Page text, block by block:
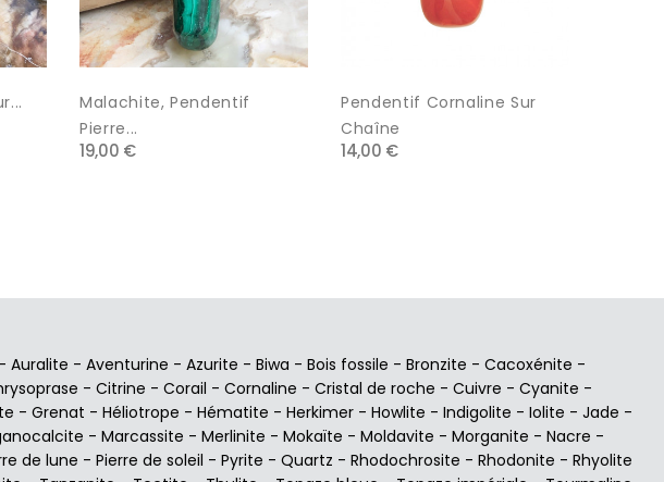
Malachite, Pendentif
Pierre...
19,00 €
Pendentif Cornaline Sur
Chaîne
14,00 €
- Auralite - Aventurine - Azurite - Biwa - Bois fossile - Bronzite - Cacoxénite -
- Citrine - Corail - Cornaline - Cristal de roche - Cuivre - Cyanite -
- Grenat - Héliotrope - Hématite - Herkimer - Howlite - Indigolite - Iolite - Jade -
- Marcassite - Merlinite - Mokaïte - Moldavite - Morganite - Nacre -
de lune - Pierre de soleil - Pyrite - Quartz - Rhodochrosite - Rhodonite - Rhyolite